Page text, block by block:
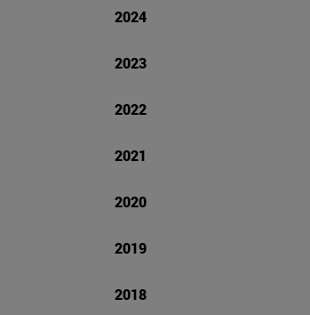
2024
2023
2022
2021
2020
2019
2018